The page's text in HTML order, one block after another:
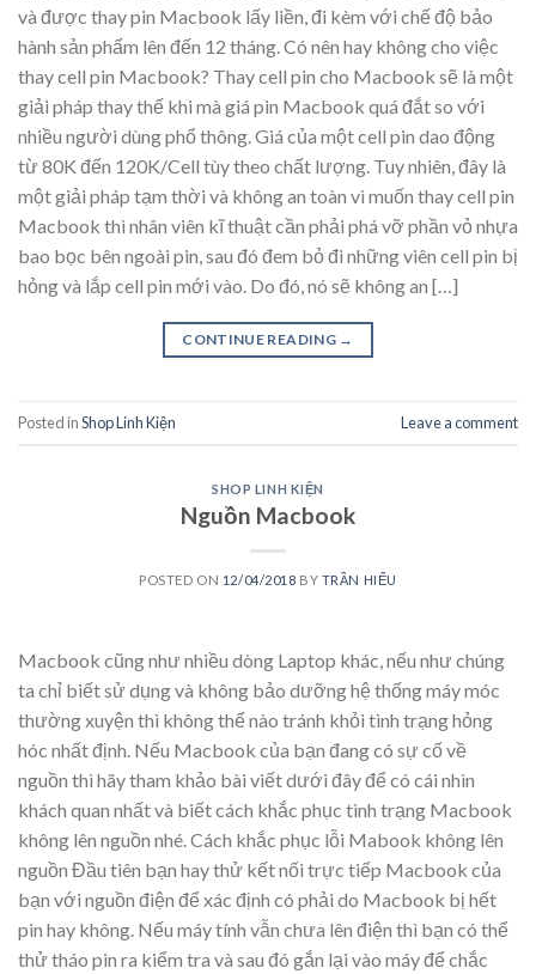
và được thay pin Macbook lấy liền, đi kèm với chế độ bảo
hành sản phẩm lên đến 12 tháng. Có nên hay không cho việc
thay cell pin Macbook? Thay cell pin cho Macbook sẽ là một
giải pháp thay thế khi mà giá pin Macbook quá đắt so với
nhiều người dùng phổ thông. Giá của một cell pin dao động
từ 80K đến 120K/Cell tùy theo chất lượng. Tuy nhiên, đây là
một giải pháp tạm thời và không an toàn vì muốn thay cell pin
Macbook thì nhân viên kĩ thuật cần phải phá vỡ phần vỏ nhựa
bao bọc bên ngoài pin, sau đó đem bỏ đi những viên cell pin bị
hỏng và lắp cell pin mới vào. Do đó, nó sẽ không an […]
CONTINUE READING →
Posted inShop Linh Kiện Leave a comment
SHOP LINH KIỆN
Nguồn Macbook
POSTED ON 12/04/2018 BY TRẦN HIẾU
Macbook cũng như nhiều dòng Laptop khác, nếu như chúng
ta chỉ biết sử dụng và không bảo dưỡng hệ thống máy móc
thường xuyện thì không thể nào tránh khỏi tình trạng hỏng
hóc nhất định. Nếu Macbook của bạn đang có sự cố về
nguồn thì hãy tham khảo bài viết dưới đây để có cái nhìn
khách quan nhất và biết cách khắc phục tình trạng Macbook
không lên nguồn nhé. Cách khắc phục lỗi Mabook không lên
nguồn Đầu tiên bạn hay thử kết nối trực tiếp Macbook của
bạn với nguồn điện để xác định có phải do Macbook bị hết
pin hay không. Nếu máy tính vẫn chưa lên điện thì bạn có thể
thử tháo pin ra kiểm tra và sau đó gắn lại vào máy để chắc